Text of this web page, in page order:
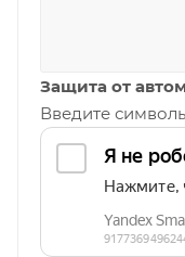
Защита от
Введите